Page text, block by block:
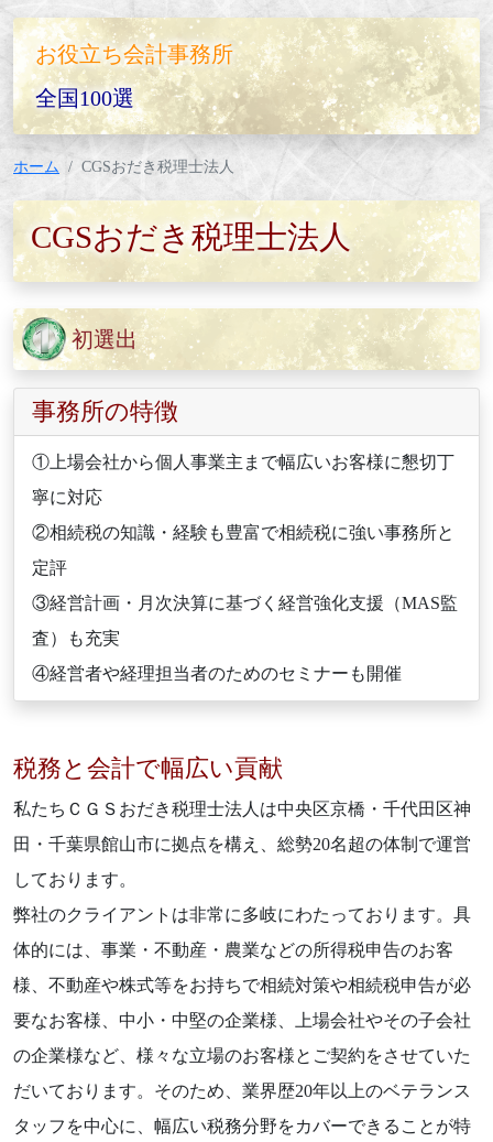
お役立ち会計事務所
全国100選
ホーム CGSおだき税理士法人
CGSおだき税理士法人
初選出
事務所の特徴
①上場会社から個人事業主まで幅広いお客様に懇切丁
寧に対応
②相続税の知識・経験も豊富で相続税に強い事務所と
定評
③経営計画・月次決算に基づく経営強化支援（MAS監
査）も充実
④経営者や経理担当者のためのセミナーも開催
税務と会計で幅広い貢献
私たちＣＧＳおだき税理士法人は中央区京橋・千代田区神
田・千葉県館山市に拠点を構え、総勢20名超の体制で運営
しております。
弊社のクライアントは非常に多岐にわたっております。具
体的には、事業・不動産・農業などの所得税申告のお客
様、不動産や株式等をお持ちで相続対策や相続税申告が必
要なお客様、中小・中堅の企業様、上場会社やその子会社
の企業様など、様々な立場のお客様とご契約をさせていた
だいております。そのため、業界歴20年以上のベテランス
タッフを中心に、幅広い税務分野をカバーできることが特